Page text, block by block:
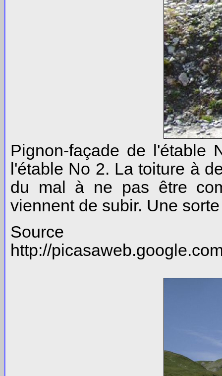
Pignon-façade de l'étable
l'étable No 2. La toiture à
du mal à ne pas être
viennent de subir. Une
http://